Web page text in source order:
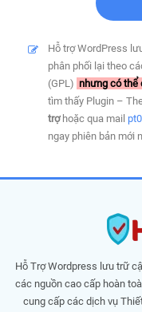
Hỗ trợ WordPress
phân phối lại theo
(GPL) nhưng có thể
tìm thấy Plugin –
trợhoặc qua mail
ngay phiên bản mới
Hỗ Trợ Wordpress lưu trữ
các nguồn cao cấp hoàn
cung cấp các dịch vụ